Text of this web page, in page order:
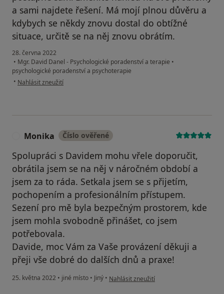
a sami najdete řešení. Má mojí plnou důvěru a
kdybych se někdy znovu dostal do obtížné
situace, určitě se na něj znovu obrátím.
28. června 2022
• Mgr. David Danel - Psychologické poradenství a terapie •
psychologické poradenství a psychoterapie
• podle názoru uživatele Ondřej
Nahlásit zneužití
Monika Číslo ověřené
Spolupráci s Davidem mohu vřele doporučit,
obrátila jsem se na něj v náročném období a
jsem za to ráda. Setkala jsem se s přijetím,
pochopením a profesionálním přístupem.
Sezení pro mě byla bezpečným prostorem, kde
jsem mohla svobodně přinášet, co jsem
potřebovala.
Davide, moc Vám za Vaše provázení děkuji a
přeji vše dobré do dalších dnů a praxe!
25. května 2022 • jiné místo • Jiný • podle názoru uživatele Monika
Nahlásit zneužití